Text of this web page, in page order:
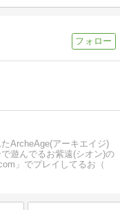
ArcheAge(アーキエイジ)
遊んでるお紫遠(シオン)の
」でプレイしてるお（